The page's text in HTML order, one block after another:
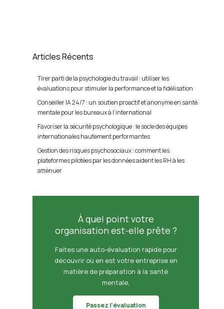
Articles Récents
Tirer parti de la psychologie du travail : utiliser les
évaluations pour stimuler la performance et la fidélisation
Conseiller IA 24/7 : un soutien proactif et anonyme en santé
mentale pour les bureaux à l'international
Favoriser la sécurité psychologique : le socle des équipes
internationales hautement performantes
Gestion des risques psychosociaux : comment les
plateformes pilotées par les données aident les RH à les
atténuer
À quel point votre
organisation est-elle prête ?
Faites une auto-évaluation rapide pour
découvrir où en est votre entreprise en
matière de préparation à la santé
mentale,
Passez l’évaluation